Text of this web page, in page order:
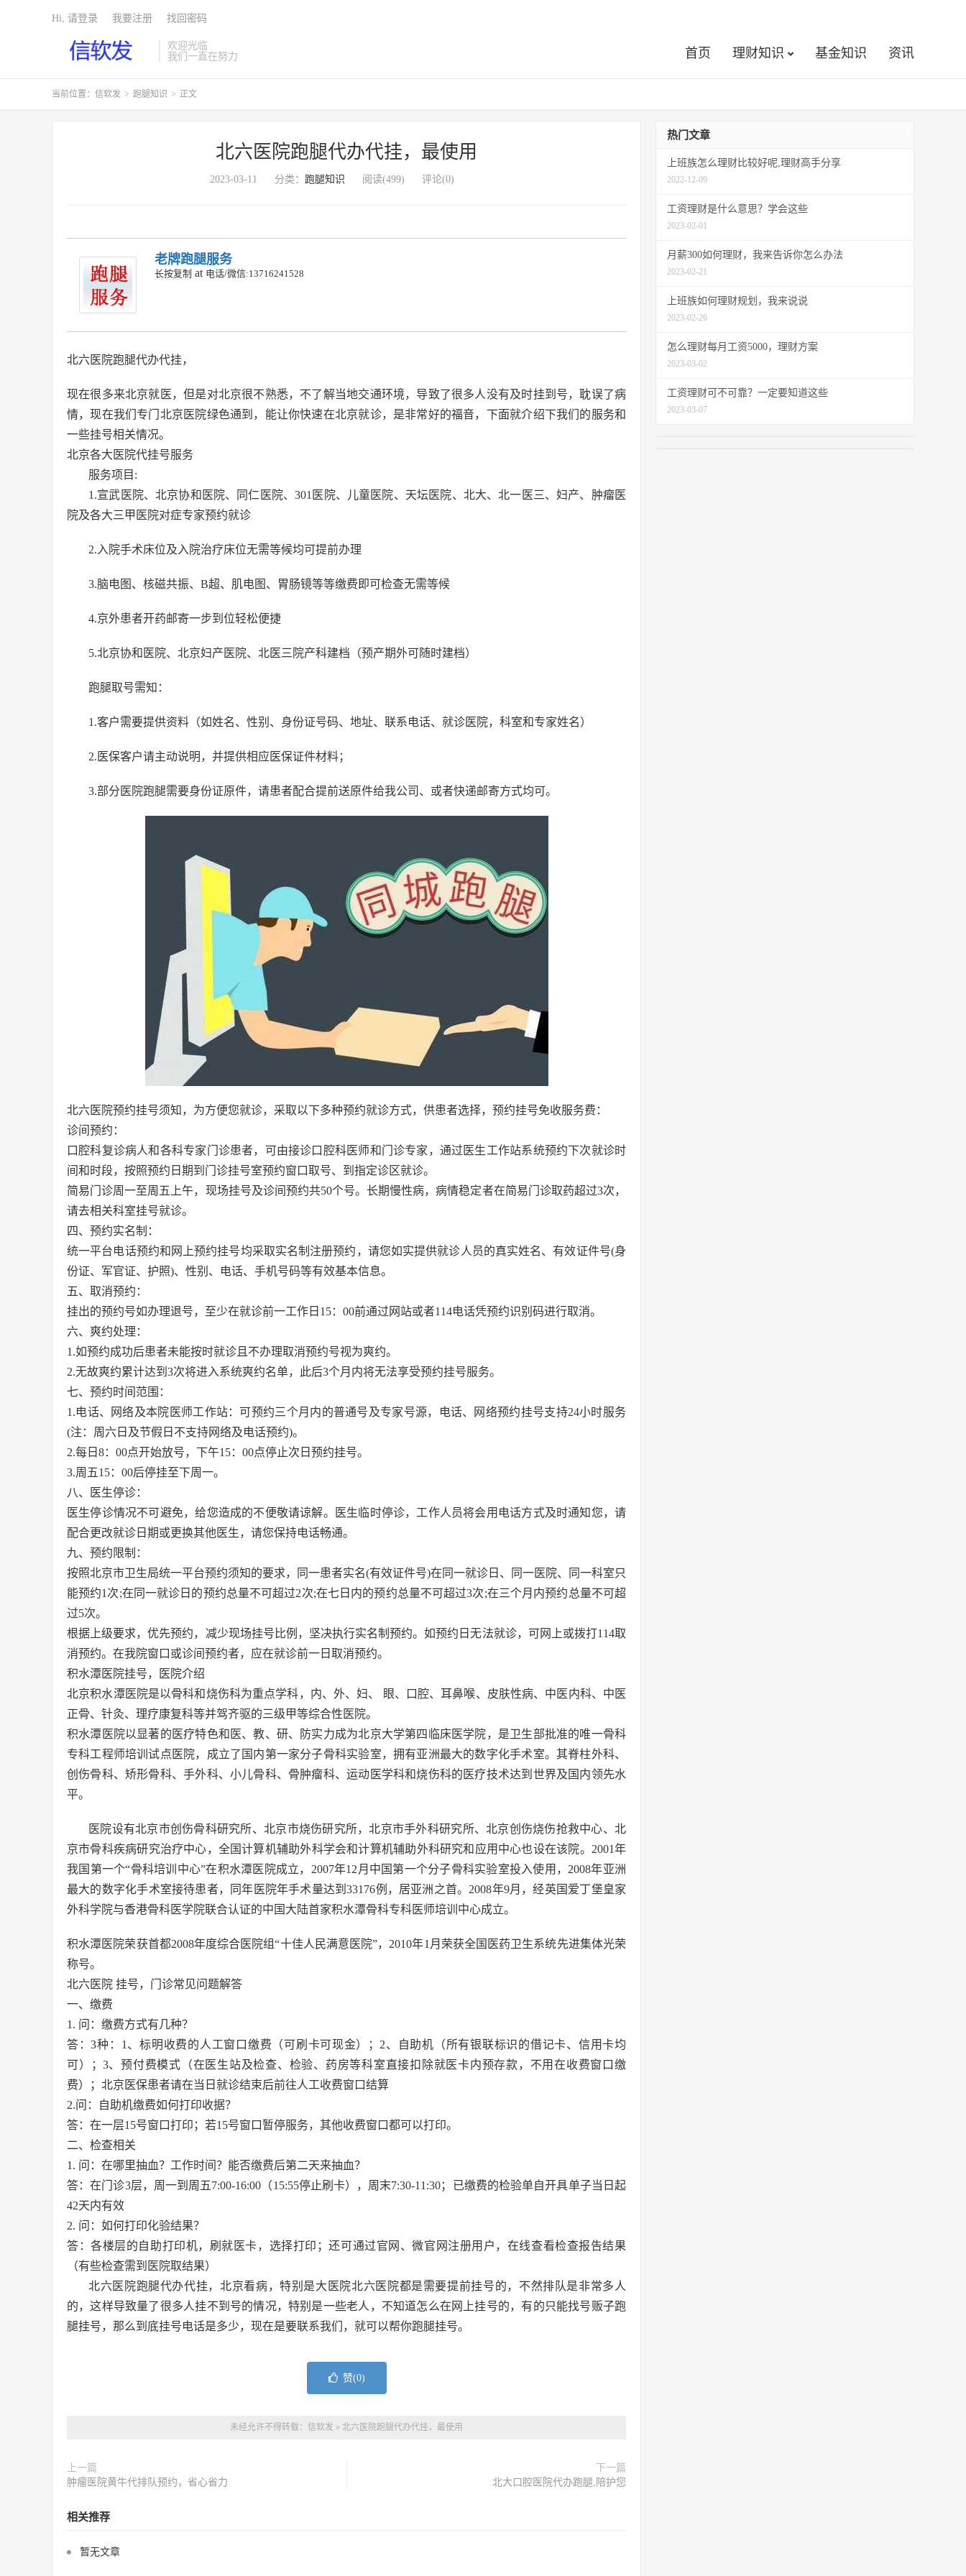
欢迎光临
我们一直在努力
首页 理财知识 基金知识 资讯
Hi, 请登录 我要注册 找回密码
当前位置： 信软发 > 跑腿知识 > 正文
北六医院跑腿代办代挂，最使用
2023-03-11 分类： 跑腿知识 阅读(499) 评论(0)
老牌跑腿服务
长按复制 at 电话/微信:13716241528
北六医院跑腿代办代挂，
现在很多来北京就医，但是对北京很不熟悉，不了解当地交通环境，导致了很多人没有及时挂到号，耽误了病
情，现在我们专门北京医院绿色通到，能让你快速在北京就诊，是非常好的福音，下面就介绍下我们的服务和
一些挂号相关情况。
北京各大医院代挂号服务
服务项目:
1.宣武医院、北京协和医院、同仁医院、301医院、儿童医院、天坛医院、北大、北一医三、妇产、肿瘤医
院及各大三甲医院对症专家预约就诊
2.入院手术床位及入院治疗床位无需等候均可提前办理
3.脑电图、核磁共振、B超、肌电图、胃肠镜等等缴费即可检查无需等候
4.京外患者开药邮寄一步到位轻松便捷
5.北京协和医院、北京妇产医院、北医三院产科建档（预产期外可随时建档）
跑腿取号需知：
1.客户需要提供资料（如姓名、性别、身份证号码、地址、联系电话、就诊医院，科室和专家姓名）
2.医保客户请主动说明，并提供相应医保证件材料；
3.部分医院跑腿需要身份证原件，请患者配合提前送原件给我公司、或者快递邮寄方式均可。
北六医院预约挂号须知，为方便您就诊，采取以下多种预约就诊方式，供患者选择，预约挂号免收服务费：
诊间预约：
口腔科复诊病人和各科专家门诊患者，可由接诊口腔科医师和门诊专家，通过医生工作站系统预约下次就诊时
间和时段，按照预约日期到门诊挂号室预约窗口取号、到指定诊区就诊。
简易门诊周一至周五上午，现场挂号及诊间预约共50个号。长期慢性病，病情稳定者在简易门诊取药超过3次，
请去相关科室挂号就诊。
四、预约实名制：
统一平台电话预约和网上预约挂号均采取实名制注册预约，请您如实提供就诊人员的真实姓名、有效证件号(身
份证、军官证、护照)、性别、电话、手机号码等有效基本信息。
五、取消预约：
挂出的预约号如办理退号，至少在就诊前一工作日15：00前通过网站或者114电话凭预约识别码进行取消。
六、爽约处理：
1.如预约成功后患者未能按时就诊且不办理取消预约号视为爽约。
2.无故爽约累计达到3次将进入系统爽约名单，此后3个月内将无法享受预约挂号服务。
七、预约时间范围：
1.电话、网络及本院医师工作站：可预约三个月内的普通号及专家号源，电话、网络预约挂号支持24小时服务
(注：周六日及节假日不支持网络及电话预约)。
2.每日8：00点开始放号，下午15：00点停止次日预约挂号。
3.周五15：00后停挂至下周一。
八、医生停诊：
医生停诊情况不可避免，给您造成的不便敬请谅解。医生临时停诊，工作人员将会用电话方式及时通知您，请
配合更改就诊日期或更换其他医生，请您保持电话畅通。
九、预约限制：
按照北京市卫生局统一平台预约须知的要求，同一患者实名(有效证件号)在同一就诊日、同一医院、同一科室只
能预约1次;在同一就诊日的预约总量不可超过2次;在七日内的预约总量不可超过3次;在三个月内预约总量不可超
过5次。
根据上级要求，优先预约，减少现场挂号比例，坚决执行实名制预约。如预约日无法就诊，可网上或拨打114取
消预约。在我院窗口或诊间预约者，应在就诊前一日取消预约。
积水潭医院挂号，医院介绍
北京积水潭医院是以骨科和烧伤科为重点学科，内、外、妇、 眼、口腔、耳鼻喉、皮肤性病、中医内科、中医
正骨、针灸、理疗康复科等并驾齐驱的三级甲等综合性医院。
积水潭医院以显著的医疗特色和医、教、研、防实力成为北京大学第四临床医学院，是卫生部批准的唯一骨科
专科工程师培训试点医院，成立了国内第一家分子骨科实验室，拥有亚洲最大的数字化手术室。其脊柱外科、
创伤骨科、矫形骨科、手外科、小儿骨科、骨肿瘤科、运动医学科和烧伤科的医疗技术达到世界及国内领先水
平。
医院设有北京市创伤骨科研究所、北京市烧伤研究所，北京市手外科研究所、北京创伤烧伤抢救中心、北
京市骨科疾病研究治疗中心，全国计算机辅助外科学会和计算机辅助外科研究和应用中心也设在该院。2001年
我国第一个“骨科培训中心”在积水潭医院成立，2007年12月中国第一个分子骨科实验室投入使用，2008年亚洲
最大的数字化手术室接待患者，同年医院年手术量达到33176例，居亚洲之首。2008年9月，经英国爱丁堡皇家
外科学院与香港骨科医学院联合认证的中国大陆首家积水潭骨科专科医师培训中心成立。
积水潭医院荣获首都2008年度综合医院组“十佳人民满意医院”，2010年1月荣获全国医药卫生系统先进集体光荣
称号。
北六医院 挂号，门诊常见问题解答
一、缴费
1. 问：缴费方式有几种？
答：3种：1、标明收费的人工窗口缴费（可刷卡可现金）；2、自助机（所有银联标识的借记卡、信用卡均
可）；3、预付费模式（在医生站及检查、检验、药房等科室直接扣除就医卡内预存款，不用在收费窗口缴
费）；北京医保患者请在当日就诊结束后前往人工收费窗口结算
2.问：自助机缴费如何打印收据？
答：在一层15号窗口打印；若15号窗口暂停服务，其他收费窗口都可以打印。
二、检查相关
1. 问：在哪里抽血？工作时间？能否缴费后第二天来抽血？
答：在门诊3层，周一到周五7:00-16:00（15:55停止刷卡），周末7:30-11:30；已缴费的检验单自开具单子当日起
42天内有效
2. 问：如何打印化验结果？
答：各楼层的自助打印机，刷就医卡，选择打印；还可通过官网、微官网注册用户，在线查看检查报告结果
（有些检查需到医院取结果）
北六医院跑腿代办代挂，北京看病，特别是大医院北六医院都是需要提前挂号的，不然排队是非常多人
的，这样导致量了很多人挂不到号的情况，特别是一些老人，不知道怎么在网上挂号的，有的只能找号贩子跑
腿挂号，那么到底挂号电话是多少，现在是要联系我们，就可以帮你跑腿挂号。
赞(0)
未经允许不得转载： 信软发 » 北六医院跑腿代办代挂，最使用
上一篇
肿瘤医院黄牛代排队预约，省心省力
下一篇
北大口腔医院代办跑腿,陪护您
相关推荐
暂无文章
热门文章
上班族怎么理财比较好呢,理财高手分享
2022-12-09
工资理财是什么意思？学会这些
2023-02-01
月薪300如何理财，我来告诉你怎么办法
2023-02-21
上班族如何理财规划，我来说说
2023-02-26
怎么理财每月工资5000，理财方案
2023-03-02
工资理财可不可靠？一定要知道这些
2023-03-07